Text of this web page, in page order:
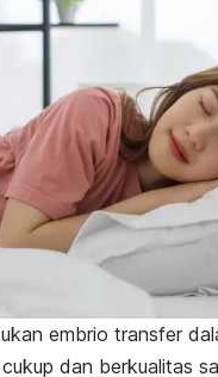
embrio transfer
dan berkualitas